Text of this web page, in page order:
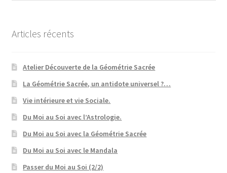
Articles récents
Atelier Découverte de la Géométrie Sacrée
La Géométrie Sacrée, un antidote universel ?…
Vie intérieure et vie Sociale.
Du Moi au Soi avec l’Astrologie.
Du Moi au Soi avec la Géométrie Sacrée
Du Moi au Soi avec le Mandala
Passer du Moi au Soi (2/2)